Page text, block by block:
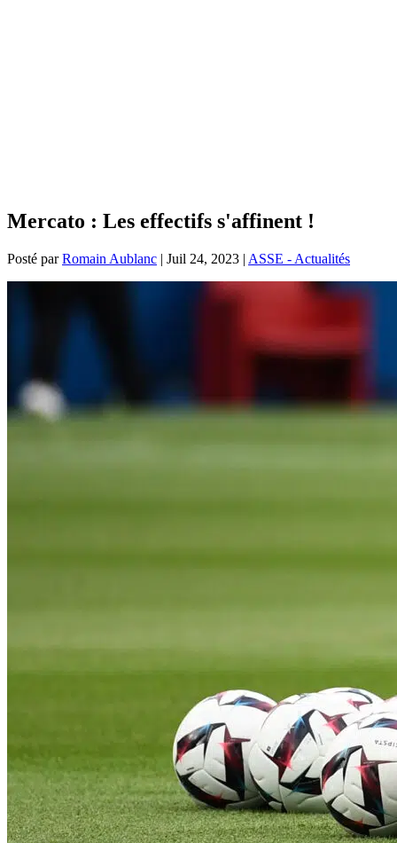
Mercato : Les effectifs s'affinent !
Posté parRomain Aublanc | Juil 24, 2023 | ASSE - Actualités